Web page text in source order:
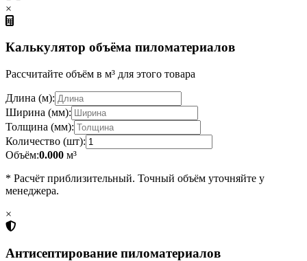
×
Калькулятор объёма пиломатериалов
Рассчитайте объём в м³ для этого товара
Длина (м):
Ширина (мм):
Толщина (мм):
Количество (шт):
Объём:0.000 м³
* Расчёт приблизительный. Точный объём уточняйте у
менеджера.
×
Антисептирование пиломатериалов